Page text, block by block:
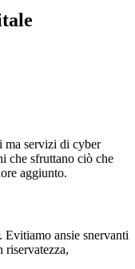
ma servizi di cyber
che sfruttano ciò che
aggiunto.
Evitiamo ansie snervanti
riservatezza,